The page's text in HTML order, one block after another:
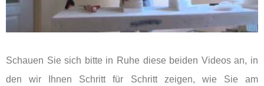
Schauen Sie sich bitte in Ruhe diese beiden Videos an, in
den wir Ihnen Schritt für Schritt zeigen, wie Sie am